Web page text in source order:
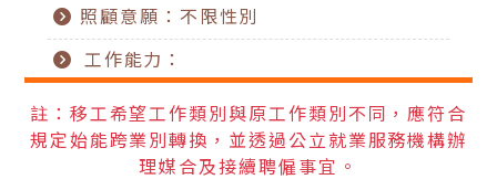
照顧意願：不限性別
工作能力：
註：移工希望工作類別與原工作類別不同，應符合
規定始能跨業別轉換，並透過公立就業服務機構辦
理媒合及接續聘僱事宜。